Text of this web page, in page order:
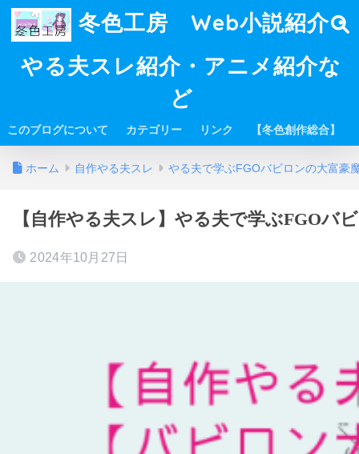
冬色工房 Web小説紹介・
やる夫スレ紹介・アニメ紹介な
ど
このブログについて カテゴリー リンク 【冬色創作総合】
ホーム 自作やる夫スレ やる夫で学ぶFGOバビロンの大富豪
【自作やる夫スレ】やる夫で学ぶFGOバ
2024年10月27日